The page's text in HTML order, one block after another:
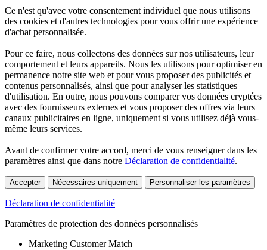
Ce n'est qu'avec votre consentement individuel que nous utilisons
des cookies et d'autres technologies pour vous offrir une expérience
d'achat personnalisée.
Pour ce faire, nous collectons des données sur nos utilisateurs, leur
comportement et leurs appareils. Nous les utilisons pour optimiser en
permanence notre site web et pour vous proposer des publicités et
contenus personnalisés, ainsi que pour analyser les statistiques
d'utilisation. En outre, nous pouvons comparer vos données cryptées
avec des fournisseurs externes et vous proposer des offres via leurs
canaux publicitaires en ligne, uniquement si vous utilisez déjà vous-
même leurs services.
Avant de confirmer votre accord, merci de vous renseigner dans les
paramètres ainsi que dans notre Déclaration de confidentialité.
Accepter Nécessaires uniquement Personnaliser les paramètres
Déclaration de confidentialité
Paramètres de protection des données personnalisés
Marketing Customer Match